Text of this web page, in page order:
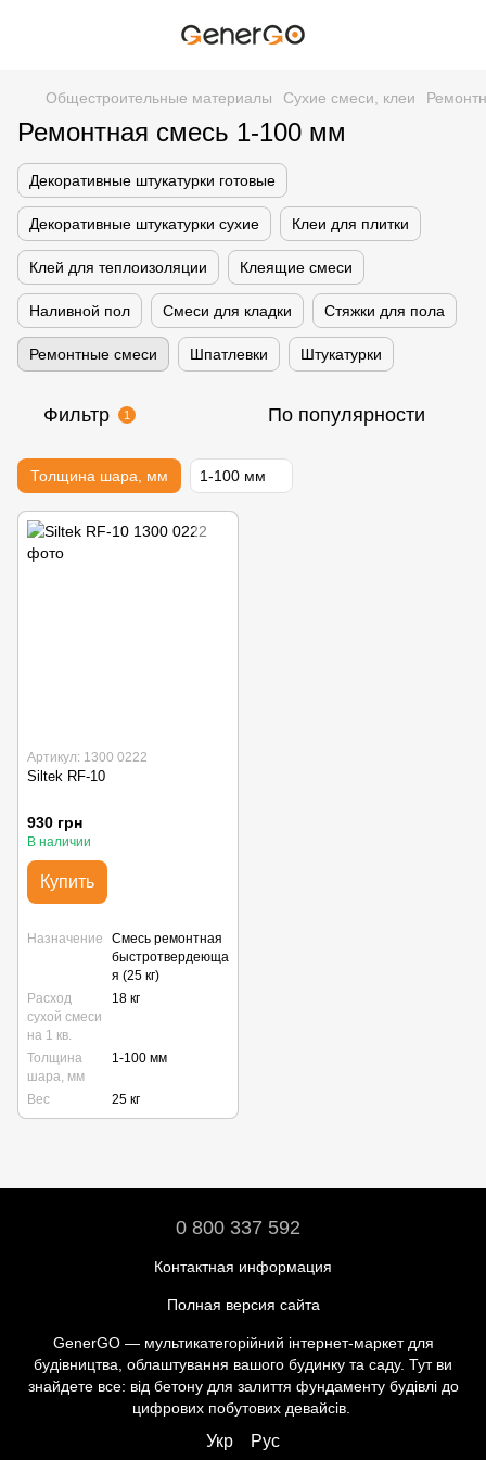
Общестроительные материалы Сухие смеси, клеи
Ремонтная смесь 1-100 мм
Декоративные штукатурки готовые
Декоративные штукатурки сухие Клеи для плитки
Клей для теплоизоляции Клеящие смеси
Наливной пол Смеси для кладки Стяжки для пола
Ремонтные смеси Шпатлевки Штукатурки
Фильтр 1 По популярности
Толщина шара, мм 1-100 мм
Артикул: 1300 0222
Siltek RF-10
930 грн
В наличии
Купить
Назначение
Смесь ремонтная
быстротвердеюща
я (25 кг)
Расход
сухой смеси
на 1 кв.
18 кг
Толщина
шара, мм
1-100 мм
Вес 25 кг
0 800 337 592
Контактная информация
Полная версия сайта
GenerGO — мультикатегорійний інтернет-маркет для
будівництва, облаштування вашого будинку та саду. Тут ви
знайдете все: від бетону для залиття фундаменту будівлі до
цифрових побутових девайсів.
Укр Рус